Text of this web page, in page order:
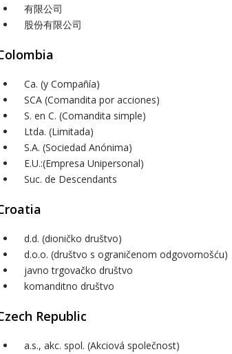
有限公司
股份有限公司
Ca. (y Compañía)
SCA (Comandita por acciones)
S. en C. (Comandita simple)
Ltda. (Limitada)
S.A. (Sociedad Anónima)
E.U.:(Empresa Unipersonal)
Suc. de Descendants
d.d. (dioničko društvo)
d.o.o. (društvo s ograničenom odgovornošću)
javno trgovačko društvo
komanditno društvo
Republic
a.s., akc. spol. (Akciová společnost)